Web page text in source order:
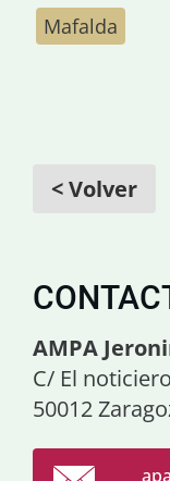
Mafalda
< Volver
AMPA
C/ El
50012